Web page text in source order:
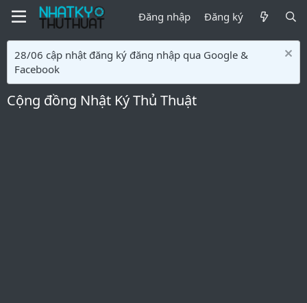
Đăng nhập Đăng ký
28/06 cập nhật đăng ký đăng nhập qua Google &
Facebook
Cộng đồng Nhật Ký Thủ Thuật